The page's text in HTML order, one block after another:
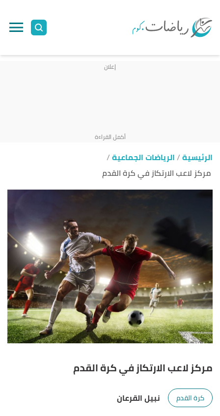
الرئيسية الرياضات الجماعية
مركز لاعب الارتكاز في كرة القدم
مركز لاعب الارتكاز في كرة القدم
كرة القدم
نبيل القرعان